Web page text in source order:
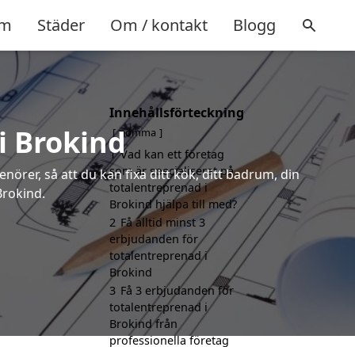
Städer Om / kontakt Blogg
Brokind
så att du kan fixa ditt kök, ditt badrum, din
Innehållsförteckning
gömma
1 Vad kan ett företag
som är specialiserat på
totalentreprenad i
Brokind hjälpa till med?
2 Få alltid minst 3
erbjudanden för
totalentreprenad i
Brokind
3 Få 3 erbjudanden för
totalentreprenad i
Brokind från
professionella företag